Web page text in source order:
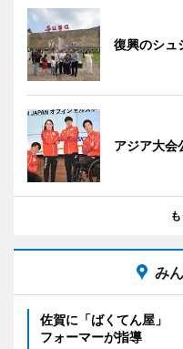
復興のシ
アジア大
み
佐賀に「ばくてん屋」
フォーマーが指導